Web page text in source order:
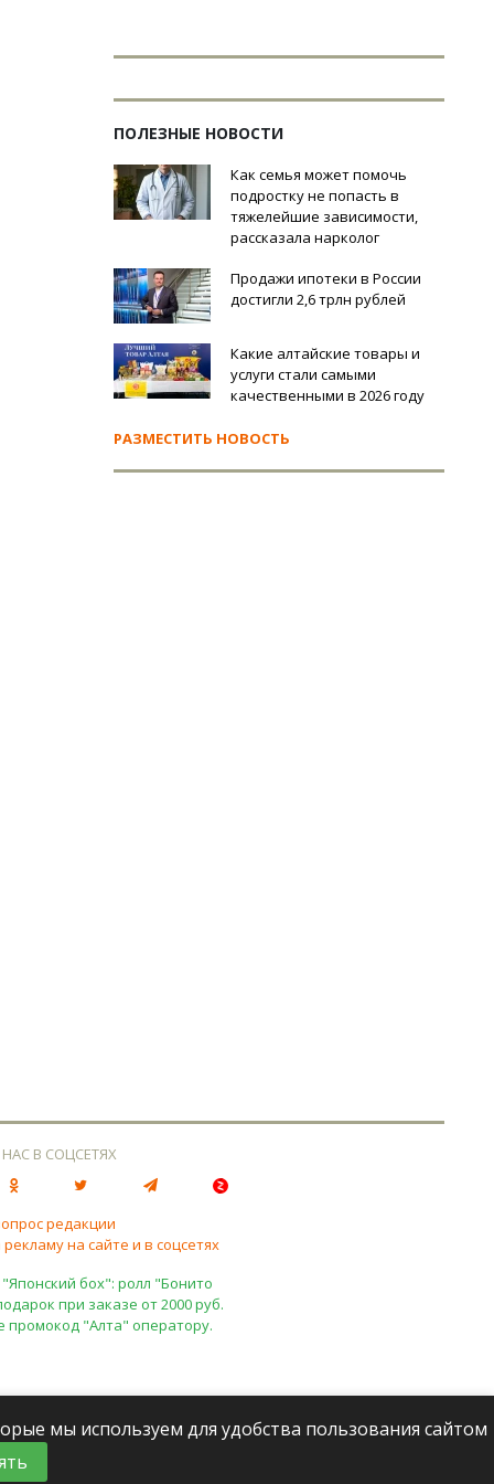
ПОЛЕЗНЫЕ НОВОСТИ
Как семья может помочь
подростку не попасть в
тяжелейшие зависимости,
рассказала нарколог
Продажи ипотеки в России
достигли 2,6 трлн рублей
Какие алтайские товары и
услуги стали самыми
качественными в 2026 году
РАЗМЕСТИТЬ НОВОСТЬ
В СОЦСЕТЯХ
редакции
на сайте и в соцсетях
бох": ролл "Бонито
при заказе от 2000 руб.
промокод "Алта" оператору.
мы используем для удобства пользования сайтом